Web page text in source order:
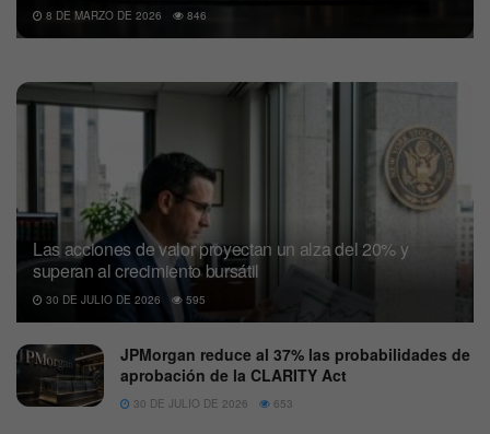
8 DE MARZO DE 2026 846
Las acciones de valor proyectan un alza del 20% y
superan al crecimiento bursátil
30 DE JULIO DE 2026 595
JPMorgan reduce al 37% las probabilidades de
aprobación de la CLARITY Act
30 DE JULIO DE 2026 653